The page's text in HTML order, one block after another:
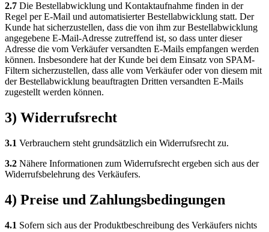
2.7 Die Bestellabwicklung und Kontaktaufnahme finden in der
Regel per E-Mail und automatisierter Bestellabwicklung statt. Der
Kunde hat sicherzustellen, dass die von ihm zur Bestellabwicklung
angegebene E-Mail-Adresse zutreffend ist, so dass unter dieser
Adresse die vom Verkäufer versandten E-Mails empfangen werden
können. Insbesondere hat der Kunde bei dem Einsatz von SPAM-
Filtern sicherzustellen, dass alle vom Verkäufer oder von diesem mit
der Bestellabwicklung beauftragten Dritten versandten E-Mails
zugestellt werden können.
3) Widerrufsrecht
3.1 Verbrauchern steht grundsätzlich ein Widerrufsrecht zu.
3.2 Nähere Informationen zum Widerrufsrecht ergeben sich aus der
Widerrufsbelehrung des Verkäufers.
4) Preise und Zahlungsbedingungen
4.1 Sofern sich aus der Produktbeschreibung des Verkäufers nichts